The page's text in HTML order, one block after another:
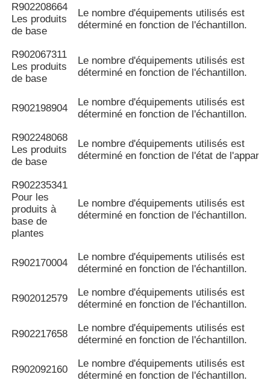
R902208664
Les produits
de base
Le nombre d'équipements utilisés est
déterminé en fonction de l'échantillon.
R902067311
Les produits
de base
Le nombre d'équipements utilisés est
déterminé en fonction de l'échantillon.
R902198904
Le nombre d'équipements utilisés est
déterminé en fonction de l'échantillon.
R902248068
Les produits
de base
Le nombre d'équipements utilisés est
déterminé en fonction de l'état de
R902235341
Pour les
produits à
base de
plantes
Le nombre d'équipements utilisés est
déterminé en fonction de l'échantillon.
R902170004
Le nombre d'équipements utilisés est
déterminé en fonction de l'échantillon.
R902012579
Le nombre d'équipements utilisés est
déterminé en fonction de l'échantillon.
R902217658
Le nombre d'équipements utilisés est
déterminé en fonction de l'échantillon.
R902092160
Le nombre d'équipements utilisés est
déterminé en fonction de l'échantillon.